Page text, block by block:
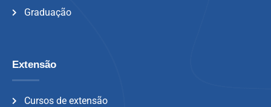
Graduação
Extensão
Cursos de extensão